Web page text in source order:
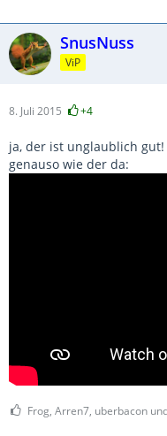
SnusNuss
ViP
8. Juli 2015 +4
ja, der ist unglaublich gut!
genauso wie der da:
Frog, Arren7, uberbacon